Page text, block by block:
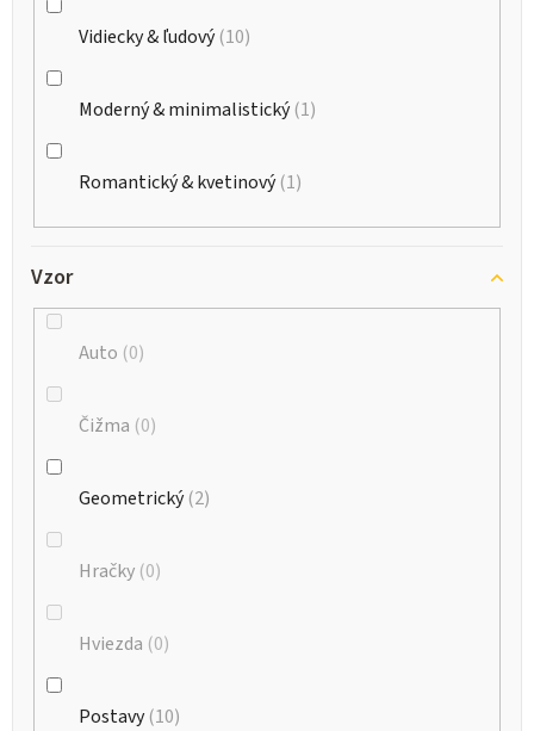
Vidiecky & ľudový 10
Moderný & minimalistický 1
Romantický & kvetinový 1
Vzor
Auto 0
Čižma 0
Geometrický 2
Hračky 0
Hviezda 0
Postavy 10